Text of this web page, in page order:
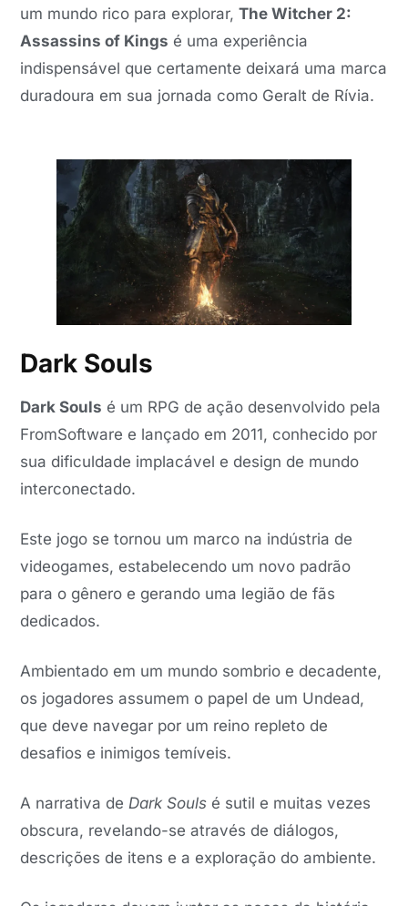
um mundo rico para explorar,The Witcher 2:
Assassins of Kings é uma experiência
indispensável que certamente deixará uma marca
duradoura em sua jornada como Geralt de Rívia.
Dark Souls
Dark Souls é um RPG de ação desenvolvido pela
FromSoftware e lançado em 2011, conhecido por
sua dificuldade implacável e design de mundo
interconectado.
Este jogo se tornou um marco na indústria de
videogames, estabelecendo um novo padrão
para o gênero e gerando uma legião de fãs
dedicados.
Ambientado em um mundo sombrio e decadente,
os jogadores assumem o papel de um Undead,
que deve navegar por um reino repleto de
desafios e inimigos temíveis.
A narrativa de Dark Souls é sutil e muitas vezes
obscura, revelando-se através de diálogos,
descrições de itens e a exploração do ambiente.